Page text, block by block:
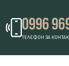
0996
ТЕЛЕФОН ЗА